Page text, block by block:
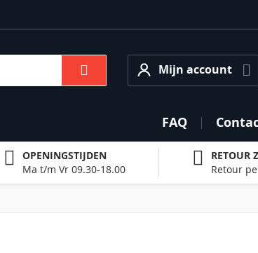
Mijn account
Mijn account
FAQ
OPENINGSTIJDEN
Ma t/m Vr 09.30-18.00
RETOUR
Retour